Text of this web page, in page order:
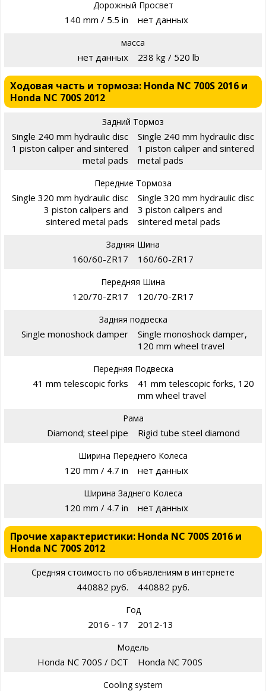
Дорожный Просвет
140 mm / 5.5 in нет данных
масса
нет данных 238 kg / 520 lb
Ходовая часть и тормоза: Honda NC 700S 2016 и
Honda NC 700S 2012
Задний Тормоз
Single 240 mm hydraulic disc
1 piston caliper and sintered
metal pads
Single 240 mm hydraulic disc
1 piston caliper and sintered
metal pads
Передние Тормоза
Single 320 mm hydraulic disc
3 piston calipers and
sintered metal pads
Single 320 mm hydraulic disc
3 piston calipers and
sintered metal pads
Задняя Шина
160/60-ZR17 160/60-ZR17
Передняя Шина
120/70-ZR17 120/70-ZR17
Задняя подвеска
Single monoshock damper
Single monoshock damper,
120 mm wheel travel
Передняя Подвеска
41 mm telescopic forks
41 mm telescopic forks, 120
mm wheel travel
Рама
Diamond; steel pipe Rigid tube steel diamond
Ширина Переднего Колеса
120 mm / 4.7 in нет данных
Ширина Заднего Колеса
120 mm / 4.7 in нет данных
Прочие характеристики: Honda NC 700S 2016 и
Honda NC 700S 2012
Средняя стоимость по объявлениям в интернете
440882 руб. 440882 руб.
Год
2016 - 17 2012-13
Модель
Honda NC 700S / DCT Honda NC 700S
Cooling system